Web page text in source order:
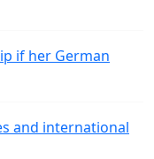
if her German
and international